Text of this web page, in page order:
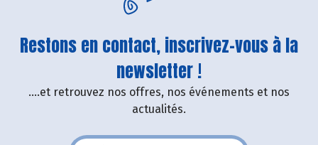
Restons en contact, inscrivez-vous à la
newsletter !
....et retrouvez nos offres, nos événements et nos
actualités.